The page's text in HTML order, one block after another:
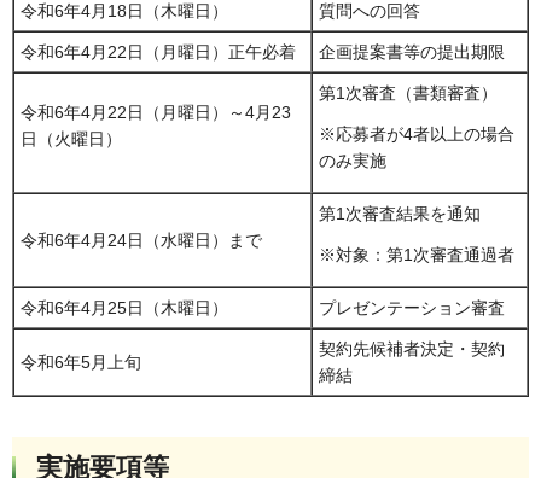
令和6年4月18日（木曜日） 質問への回答
令和6年4月22日（月曜日）正午必着 企画提案書等の提出期限
令和6年4月22日（月曜日）～4月23
日（火曜日）
第1次審査（書類審査）
※応募者が4者以上の場合
のみ実施
令和6年4月24日（水曜日）まで
第1次審査結果を通知
※対象：第1次審査通過者
令和6年4月25日（木曜日） プレゼンテーション審査
令和6年5月上旬
契約先候補者決定・契約
締結
実施要項等